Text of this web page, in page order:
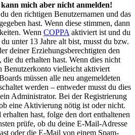
mich aber nicht anmelden!
den richtigen Benutzernamen und das
hast. Wenn diese stimmen, dann
Wenn COPPA aktiviert ist und du
du unter 13 Jahre alt bist, musst du bzw.
deiner Erziehungsberechtigten den
du erhalten hast. Wenn dies nicht
Benutzerkonto vielleicht aktiviert
müssen alle neu angemeldeten
werden – entweder musst du dies
Administrator. Bei der Registrierung
eine Aktivierung nötig ist oder nicht.
hast, folge den dort enthaltenen
prüfe, ob du deine E-Mail-Adresse
oder die E-Mail von einem Spam-